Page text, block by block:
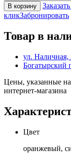
В корзину
кликЗабронировать
Товар в
ул. Наличная,
Богатырский
Цены, указанные на
интернет-магазина
Цвет
оранжевый,